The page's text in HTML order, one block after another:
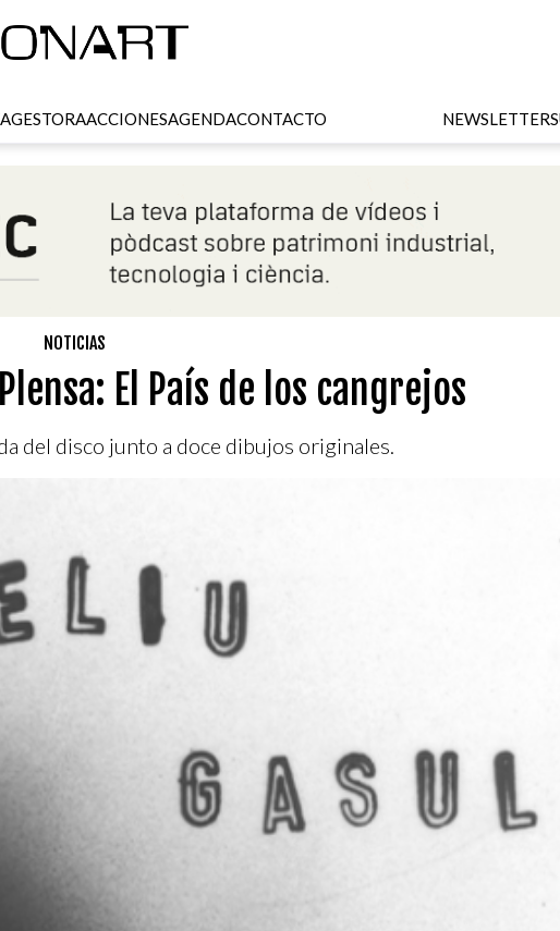
GESTORAACCIONESAGENDACONTACTO NEWSLETTER
NOTICIAS
El País de los cangrejos
del disco junto a doce dibujos originales.